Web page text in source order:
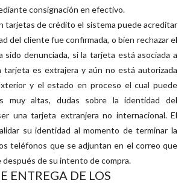
consignación en efectivo.
tarjetas de crédito el sistema puede acreditar
del cliente fue confirmada, o bien rechazar el
sido denunciada, si la tarjeta está asociada a
tarjeta es extrajera y aún no está autorizada
y el estado en proceso el cual puede
muy altas, dudas sobre la identidad del
una tarjeta extranjera no internacional. El
su identidad al momento de terminar la
teléfonos que se adjuntan en el correo que
después de su intento de compra.
ENTREGA DE LOS